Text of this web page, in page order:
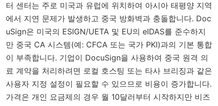
터 센터는 주로 미국과 유럽에 위치하여 아시아 태평양 지역
에서 지연 문제가 발생하고 중국 방화벽과 충돌합니다. Doc
uSign은 미국의 ESIGN/UETA 및 EU의 eIDAS를 준수하지
만 중국 CA 시스템(예: CFCA 또는 국가 PKI)과의 기본 통합
이 부족합니다. 기업이 DocuSign을 사용하여 중국 원격 의
료 계약을 처리하려면 로컬 호스팅 또는 타사 브리징과 같은
사용자 지정 설정이 필요할 수 있으므로 비용이 증가합니다.
가격은 개인 요금제의 경우 월 10달러부터 시작하지만 비즈